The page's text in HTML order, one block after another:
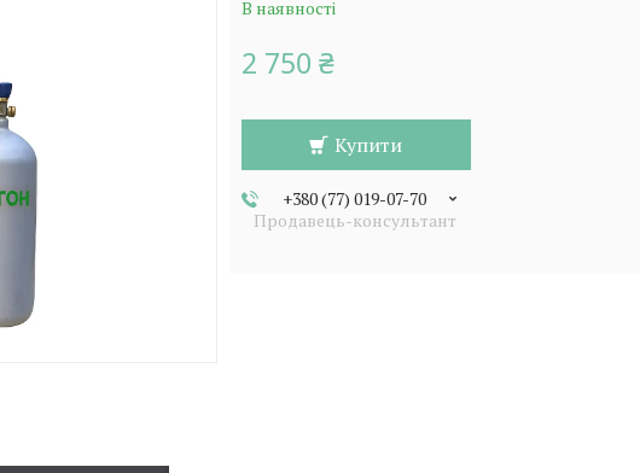
В наявності
2 750 ₴
Купити
+380 (77) 019-07-70
Продавець-консультант